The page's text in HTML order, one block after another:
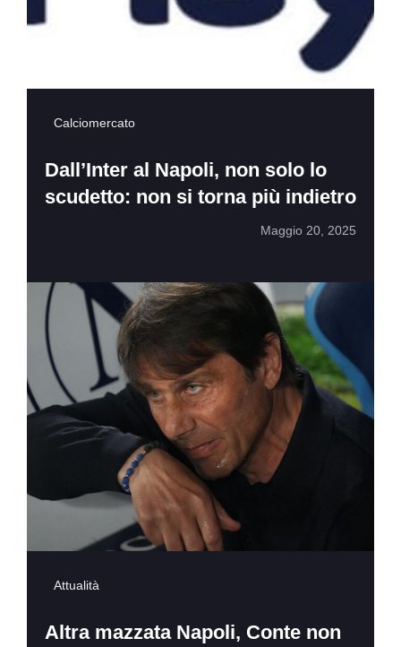
Calciomercato
Dall’Inter al Napoli, non solo lo
scudetto: non si torna più indietro
Maggio 20, 2025
Attualità
Altra mazzata Napoli, Conte non